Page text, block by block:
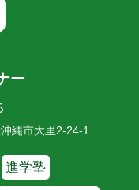
ー
縄市大里2-24-1
進学塾